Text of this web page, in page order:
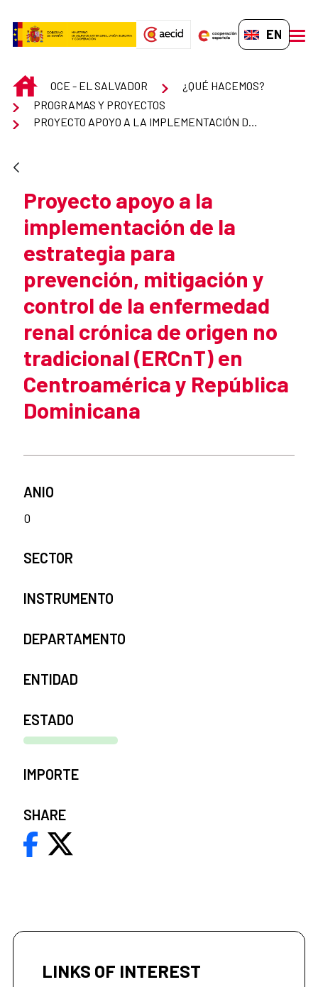
EN-GB
INICIOOCE - EL SALVADOR
¿QUÉ HACEMOS?
PROGRAMAS Y PROYECTOS
Proyecto apoyo a la
implementación de la
estrategia para
prevención, mitigación y
control de la enfermedad
renal crónica de origen no
tradicional (ERCnT) en
Centroamérica y República
Dominicana
ANIO
0
SECTOR
INSTRUMENTO
DEPARTAMENTO
ENTIDAD
ESTADO
IMPORTE
SHARE
LINKS OF INTEREST